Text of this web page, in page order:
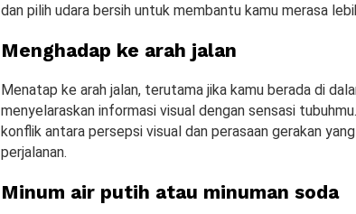
dan pilih udara bersih untuk membantu kamu merasa
Menghadap ke arah jalan
Menatap ke arah jalan, terutama jika kamu berada di
menyelaraskan informasi visual dengan sensasi
konflik antara persepsi visual dan perasaan gerakan
perjalanan.
Minum air putih atau minuman soda